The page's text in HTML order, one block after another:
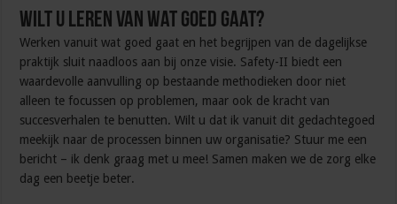
Wilt u leren van wat goed gaat?
Werken vanuit wat goed gaat en het begrijpen van de dagelijkse
praktijk sluit naadloos aan bij onze visie. Safety-II biedt een
waardevolle aanvulling op bestaande methodieken door niet
alleen te focussen op problemen, maar ook de kracht van
succesverhalen te benutten. Wilt u dat ik vanuit dit gedachtegoed
meekijk naar de processen binnen uw organisatie? Stuur me een
bericht – ik denk graag met u mee! Samen maken we de zorg elke
dag een beetje beter.